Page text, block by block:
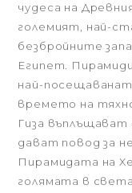
чудеса на
големият, най-
безбройните
Египет.
най-
времето на
Гиза
дават повод за
Пирамидата на
голямата в